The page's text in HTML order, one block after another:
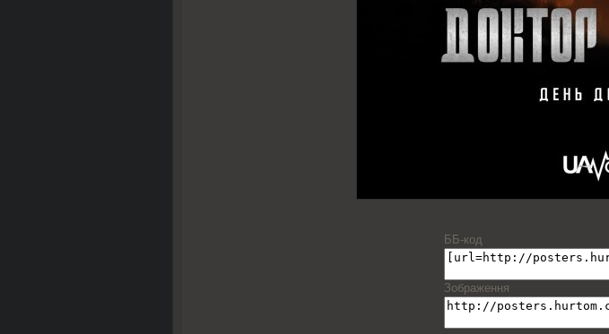
ББ-код
Зображення